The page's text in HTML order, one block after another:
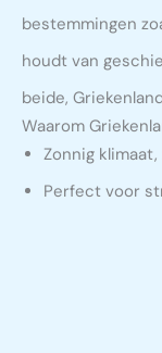
bestemmingen
houdt van
beide,
Waarom
Zonnig
Perfect voor